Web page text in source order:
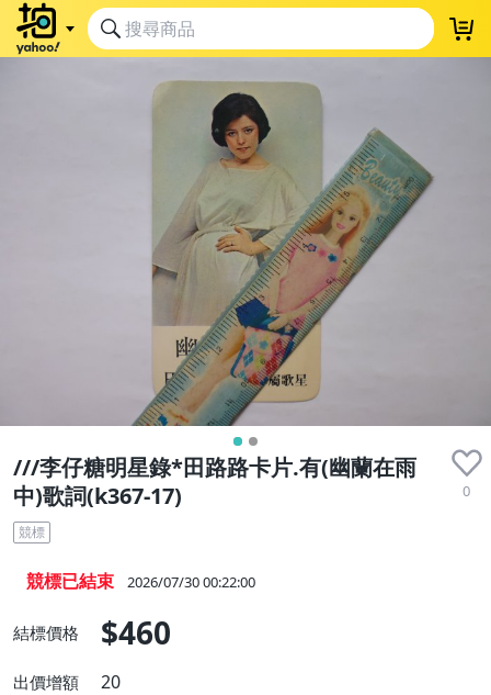
///李仔糖明星錄*田路路卡片.有(幽蘭在雨
中)歌詞(k367-17)
0
競標
競標已結束 2026/07/30 00:22:00
結標價格 $460
出價增額 20